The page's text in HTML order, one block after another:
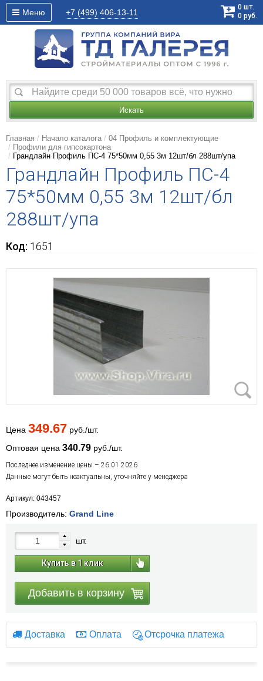
Меню +7 (499) 406-13-11
0 шт.
0 руб.
Искать
Главная Начало каталога
04 Профиль и комплектующие
Профили для гипсокартона
Грандлайн Профиль ПС-4 75*50мм 0,55 3м 12шт/бл 288шт/упа
Грандлайн Профиль ПС-4
75*50мм 0,55 3м 12шт/бл
288шт/упа
Код: 1651
Цена 349.67 руб./шт.
Оптовая цена 340.79 руб./шт.
Последнее изменение цены – 26.01.2026
Данные могут быть неактуальны, уточняйте у менеджера
Артикул: 043457
Производитель: Grand Line
шт.
Купить в 1 клик
Добавить в корзину
Доставка Оплата Отсрочка платежа